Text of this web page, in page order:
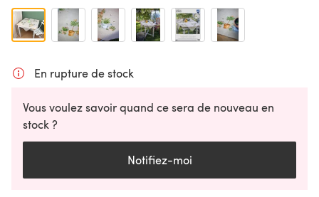
En rupture de stock
Vous voulez savoir quand ce sera de nouveau en
stock ?
Notifiez-moi